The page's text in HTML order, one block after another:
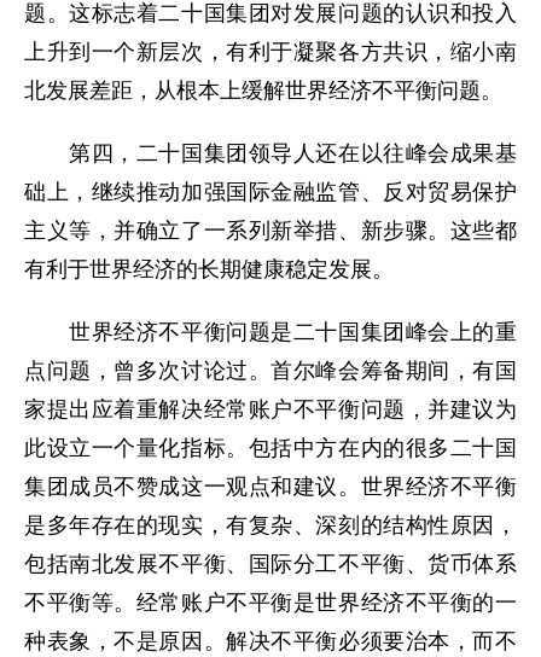
题。这标志着二十国集团对发展问题的认识和投入
上升到一个新层次，有利于凝聚各方共识，缩小南
北发展差距，从根本上缓解世界经济不平衡问题。
第四，二十国集团领导人还在以往峰会成果基
础上，继续推动加强国际金融监管、反对贸易保护
主义等，并确立了一系列新举措、新步骤。这些都
有利于世界经济的长期健康稳定发展。
世界经济不平衡问题是二十国集团峰会上的重
点问题，曾多次讨论过。首尔峰会筹备期间，有国
家提出应着重解决经常账户不平衡问题，并建议为
此设立一个量化指标。包括中方在内的很多二十国
集团成员不赞成这一观点和建议。世界经济不平衡
是多年存在的现实，有复杂、深刻的结构性原因，
包括南北发展不平衡、国际分工不平衡、货币体系
不平衡等。经常账户不平衡是世界经济不平衡的一
种表象，不是原因。解决不平衡必须要治本，而不